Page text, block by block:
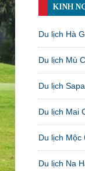
KINH
Du lịch Hà
Du lịch Mù
Du lịch Sapa
Du lịch Mai
Du lịch Mộc
Du lịch Na